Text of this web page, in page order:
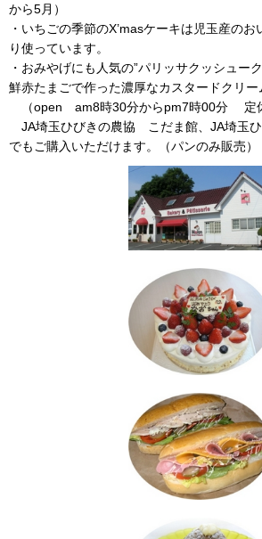
から5月）
・いちごの季節のX’masケーキは児玉産の
り使っています。
・おみやげにも人気の”パリッサクッシュー
鮮赤たまごで作った濃厚なカスタードクリー
（open am8時30分からpm7時00分 定
JA埼玉ひびきの農協 こだま館、JA埼玉
でもご購入いただけます。（パンのみ販売）